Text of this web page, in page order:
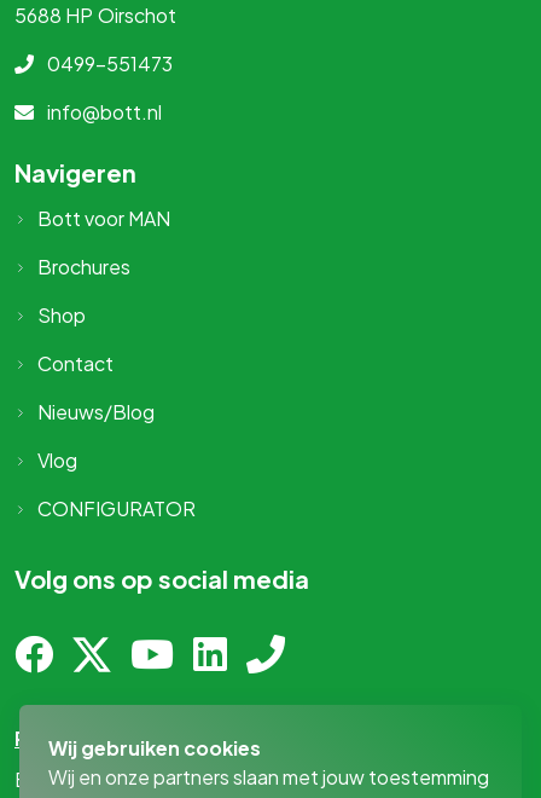
5688 HP Oirschot
0499-551473
info@bott.nl
Navigeren
Bott voor MAN
Brochures
Shop
Contact
Nieuws/Blog
Vlog
CONFIGURATOR
Volg ons op social media
Privacy-statement
By
MediaPresentaties!
Wij gebruiken cookies
Wij en onze partners slaan met jouw toestemming